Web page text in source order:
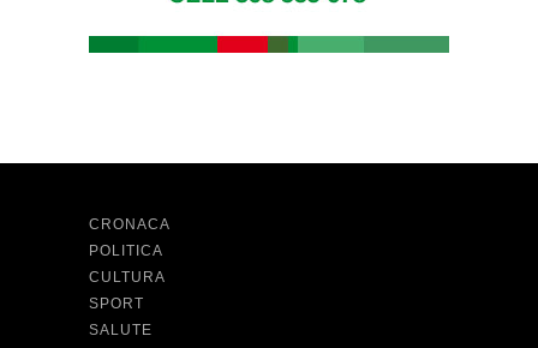
CRONACA
POLITICA
CULTURA
SPORT
SALUTE